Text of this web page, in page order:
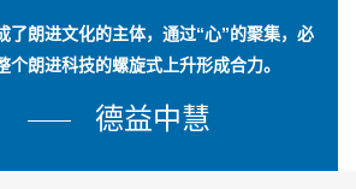
了朗进文化的主体，通过“心”的聚集，必
个朗进科技的螺旋式上升形成合力。
德益中慧